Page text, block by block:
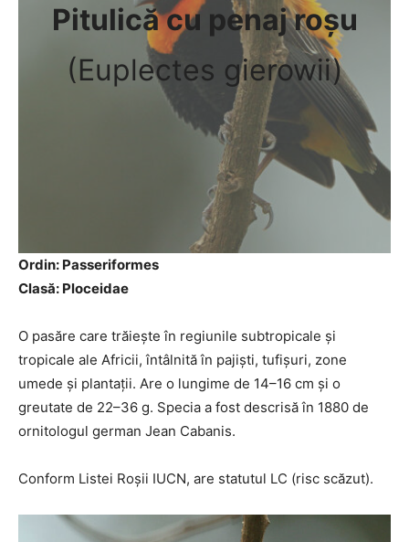
Pitulică cu penaj roșu
(Euplectes gierowii)
Ordin: Passeriformes
Clasă: Ploceidae
O pasăre care trăiește în regiunile subtropicale și
tropicale ale Africii, întâlnită în pajiști, tufișuri, zone
umede și plantații. Are o lungime de 14–16 cm și o
greutate de 22–36 g. Specia a fost descrisă în 1880 de
ornitologul german Jean Cabanis.
Conform Listei Roșii IUCN, are statutul LC (risc scăzut).